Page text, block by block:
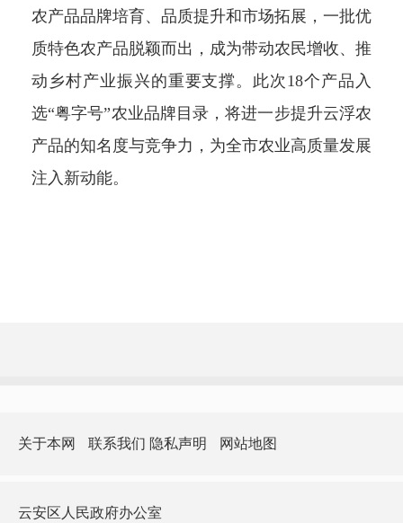
农产品品牌培育、品质提升和市场拓展，一批优
质特色农产品脱颖而出，成为带动农民增收、推
动乡村产业振兴的重要支撑。此次18个产品入
选“粤字号”农业品牌目录，将进一步提升云浮农
产品的知名度与竞争力，为全市农业高质量发展
注入新动能。
关于本网 联系我们 隐私声明 网站地图
云安区人民政府办公室